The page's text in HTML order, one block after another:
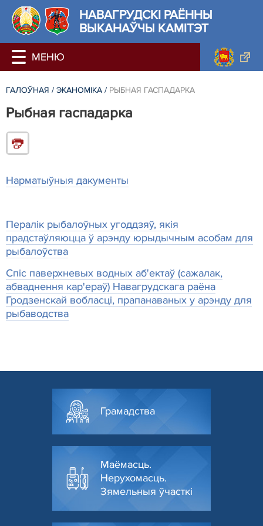
НАВАГРУДСКІ РАЁННЫ
ВЫКАНАЎЧЫ КАМІТЭТ
ГАЛОЎНАЯ / ЭКАНОМІКА / РЫБНАЯ ГАСПАДАРКА
Рыбная гаспадарка
Нарматыўныя дакументы
Пералік рыбалоўных угоддзяў, якія
прадстаўляюцца ў арэнду юрыдычным асобам для
рыбалоўства
Спіс паверхневых водных аб'ектаў (сажалак,
абваднення кар'ераў) Навагрудскага раёна
Гродзенскай вобласці, прапанаваных у арэнду для
рыбаводства
Грамадства
Маёмасць.
Нерухомасць.
Зямельныя ўчасткі